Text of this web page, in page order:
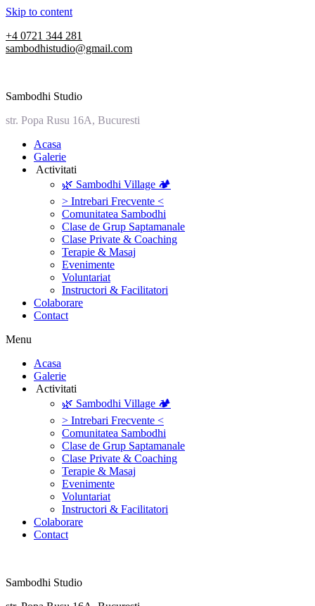
Skip to content
+4 0721 344 281
sambodhistudio@gmail.com
Sambodhi Studio
str. Popa Rusu 16A, Bucuresti
‎Acasa
Galerie
‎ ‎Activitati‎
🌿 Sambodhi Village 🏕️
> Intrebari Frecvente <
Comunitatea Sambodhi
Clase de Grup Saptamanale
Clase Private & Coaching
Terapie & Masaj
‎Evenimente
Voluntariat
‏‏‎Instructori & Facilitatori
Colaborare
Contact
Menu
‎Acasa
Galerie
‎ ‎Activitati‎
🌿 Sambodhi Village 🏕️
> Intrebari Frecvente <
Comunitatea Sambodhi
Clase de Grup Saptamanale
Clase Private & Coaching
Terapie & Masaj
‎Evenimente
Voluntariat
‏‏‎Instructori & Facilitatori
Colaborare
Contact
Sambodhi Studio